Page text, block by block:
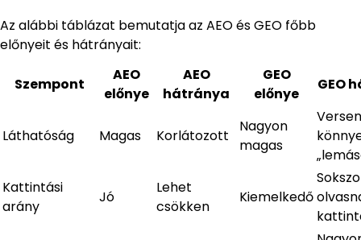
Az alábbi táblázat bemutatja az AEO és GEO főbb
előnyeit és hátrányait:
Szempont
AEO
előnye
AEO
hátránya
GEO
előnye
GEO
Láthatóság Magas Korlátozott
Nagyon
magas
Kattintási
arány
Jó
Lehet
csökken
Kiemelkedő